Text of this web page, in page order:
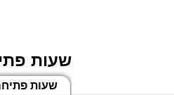
שעות
שעות